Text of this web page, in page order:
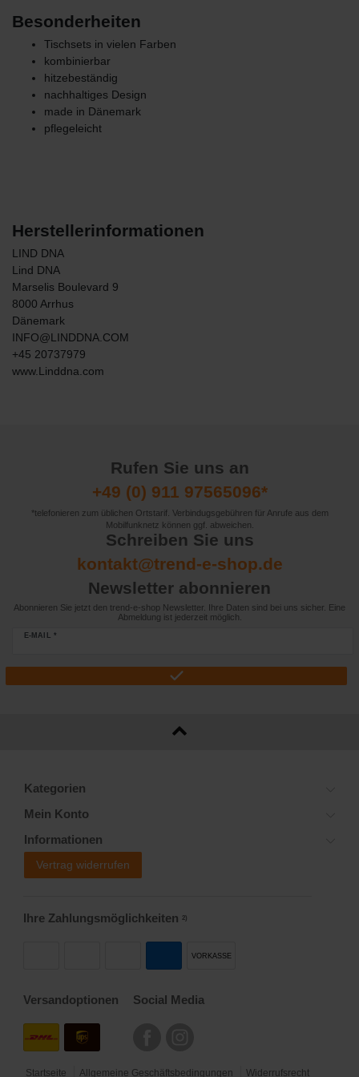
Besonderheiten
Tischsets in vielen Farben
kombinierbar
hitzebeständig
nachhaltiges Design
made in Dänemark
pflegeleicht
Herstellerinformationen
LIND DNA
Lind DNA
Marselis Boulevard 9
8000 Arrhus
Dänemark
INFO@LINDDNA.COM
+45 20737979
www.Linddna.com
Rufen Sie uns an
+49 (0) 911 97565096*
*telefonieren zum üblichen Ortstarif. Verbindugsgebühren für Anrufe aus dem
Mobilfunknetz können ggf. abweichen.
Schreiben Sie uns
kontakt@trend-e-shop.de
Newsletter abonnieren
Abonnieren Sie jetzt den trend-e-shop Newsletter. Ihre Daten sind bei uns sicher. Eine
Abmeldung ist jederzeit möglich.
E-MAIL *
Kategorien
Mein Konto
Informationen
Vertrag widerrufen
Ihre Zahlungsmöglichkeiten 2)
VORKASSE
Versandoptionen Social Media
Startseite Allgemeine Geschäftsbedingungen Widerrufsrecht